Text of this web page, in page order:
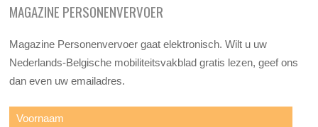
MAGAZINE PERSONENVERVOER
Magazine Personenvervoer gaat elektronisch. Wilt u uw
Nederlands-Belgische mobiliteitsvakblad gratis lezen, geef ons
dan even uw emailadres.